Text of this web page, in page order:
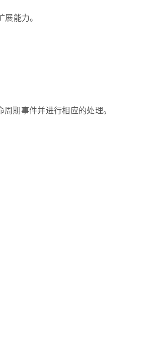
能力。
期事件并进行相应的处理。